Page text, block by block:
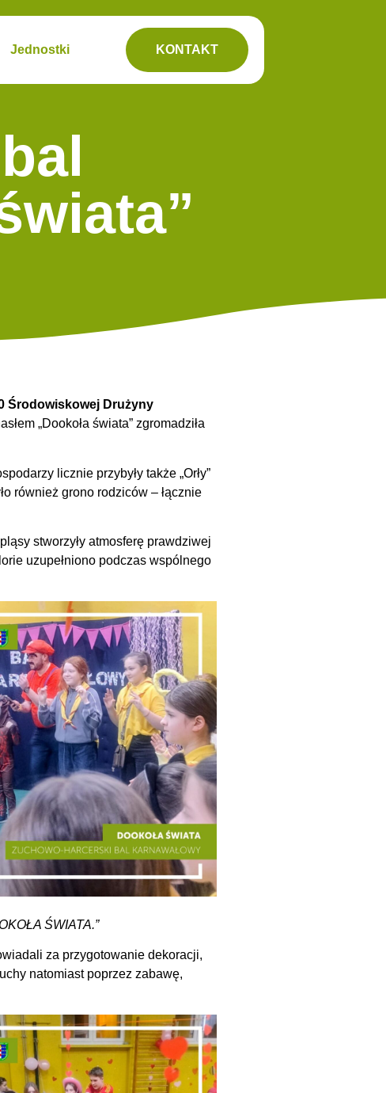
Jednostki KONTAKT
Środowiskowej Drużyny
„Dookoła świata” zgromadziła
licznie przybyły także „Orły”
również grono rodziców – łącznie
stworzyły atmosferę prawdziwej
uzupełniono podczas wspólnego
ŚWIATA.”
za przygotowanie dekoracji,
natomiast poprzez zabawę,